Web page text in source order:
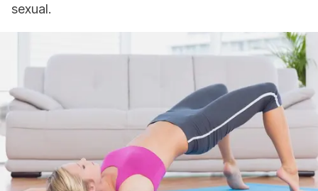
sexual.